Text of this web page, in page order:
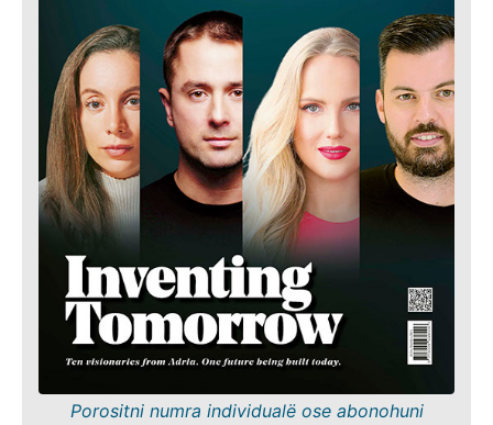
Porositni numra individualë ose abonohuni